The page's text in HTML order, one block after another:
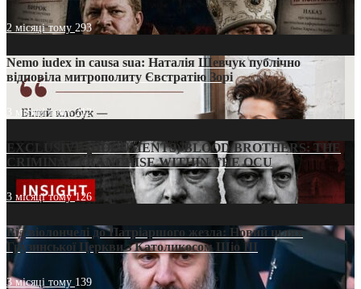
2 місяці тому 293
Nemo iudex in causa sua: Наталія Шевчук публічно
відповіла митрополиту Євстратію Зорі
3 місяці тому212
EXCLUSIVE (DOCUMENTS)/BLOOD BROTHERS: THE
CRIMINAL FRANCHISE WITHIN THE OCU
3 місяці тому126
Від віолончелі до Патріаршого жезла: Новий шлях
Грузинської Церкви з Католикосом Шіо III
3 місяці тому 139